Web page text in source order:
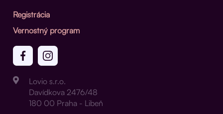
Registrácia
Vernostný program
Lovio s.r.o.
Davídkova 2476/48
180 00 Praha - Libeň